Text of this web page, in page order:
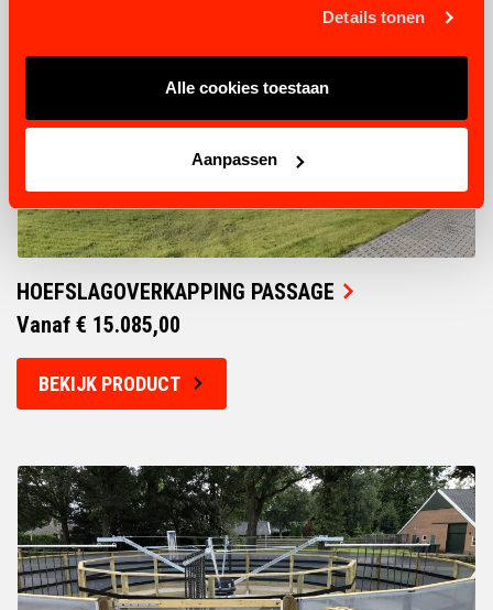
Details tonen
Alle cookies toestaan
Aanpassen
HOEFSLAGOVERKAPPING PASSAGE
Vanaf € 15.085,00
BEKIJK PRODUCT